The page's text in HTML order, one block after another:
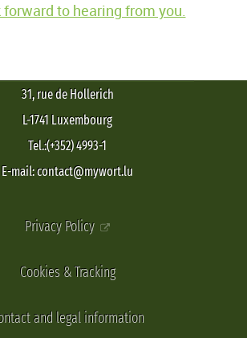
forward to hearing from you.
31, rue de Hollerich
L-1741 Luxembourg
Tel.:(+352) 4993-1
E-mail: contact@mywort.lu
Privacy Policy
Cookies & Tracking
and legal information